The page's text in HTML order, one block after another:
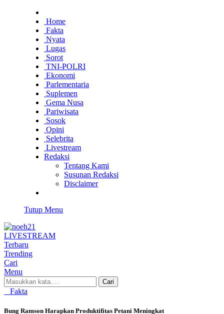
Home
Fakta
Nyata
Lugas
Sorot
TNI-POLRI
Ekonomi
Parlementaria
Suplemen
Gema Nusa
Pariwisata
Sosok
Opini
Selebrita
Livestream
Redaksi
Tentang Kami
Susunan Redaksi
Disclaimer
Tutup Menu
LIVESTREAM
Terbaru
Trending
Cari
Menu
Cari
Fakta
Bung Ramson Harapkan Produktifitas Petani Meningkat